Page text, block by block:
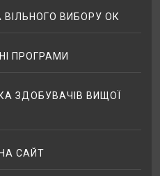
ВИБОРУ ОК
ПРОГРАМИ
ЗДОБУВАЧІВ ВИЩОЇ
САЙТ